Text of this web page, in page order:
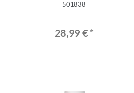
Motorlüfter V2 - 1S/2S /
501838
28,99 € *